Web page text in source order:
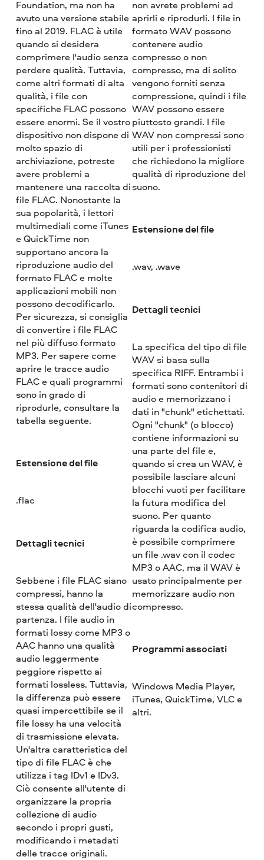
Foundation, ma non ha
avuto una versione stabile
fino al 2019. FLAC è utile
quando si desidera
comprimere l'audio senza
perdere qualità. Tuttavia,
come altri formati di alta
qualità, i file con
specifiche FLAC possono
essere enormi. Se il vostro
dispositivo non dispone di
molto spazio di
archiviazione, potreste
avere problemi a
mantenere una raccolta di
file FLAC. Nonostante la
sua popolarità, i lettori
multimediali come iTunes
e QuickTime non
supportano ancora la
riproduzione audio del
formato FLAC e molte
applicazioni mobili non
possono decodificarlo.
Per sicurezza, si consiglia
di convertire i file FLAC
nel più diffuso formato
MP3. Per sapere come
aprire le tracce audio
FLAC e quali programmi
sono in grado di
riprodurle, consultare la
tabella seguente.
Estensione del file
.flac
Dettagli tecnici
Sebbene i file FLAC siano
compressi, hanno la
stessa qualità dell'audio di
partenza. I file audio in
formati lossy come MP3 o
AAC hanno una qualità
audio leggermente
peggiore rispetto ai
formati lossless. Tuttavia,
la differenza può essere
quasi impercettibile se il
file lossy ha una velocità
di trasmissione elevata.
Un'altra caratteristica del
tipo di file FLAC è che
utilizza i tag IDv1 e IDv3.
Ciò consente all'utente di
organizzare la propria
collezione di audio
secondo i propri gusti,
modificando i metadati
delle tracce originali.
non avrete problemi ad
aprirli e riprodurli. I file in
formato WAV possono
contenere audio
compresso o non
compresso, ma di solito
vengono forniti senza
compressione, quindi i file
WAV possono essere
piuttosto grandi. I file
WAV non compressi sono
utili per i professionisti
che richiedono la migliore
qualità di riproduzione del
suono.
Estensione del file
.wav, .wave
Dettagli tecnici
La specifica del tipo di file
WAV si basa sulla
specifica RIFF. Entrambi i
formati sono contenitori di
audio e memorizzano i
dati in "chunk" etichettati.
Ogni "chunk" (o blocco)
contiene informazioni su
una parte del file e,
quando si crea un WAV, è
possibile lasciare alcuni
blocchi vuoti per facilitare
la futura modifica del
suono. Per quanto
riguarda la codifica audio,
è possibile comprimere
un file .wav con il codec
MP3 o AAC, ma il WAV è
usato principalmente per
memorizzare audio non
compresso.
Programmi associati
Windows Media Player,
iTunes, QuickTime, VLC e
altri.